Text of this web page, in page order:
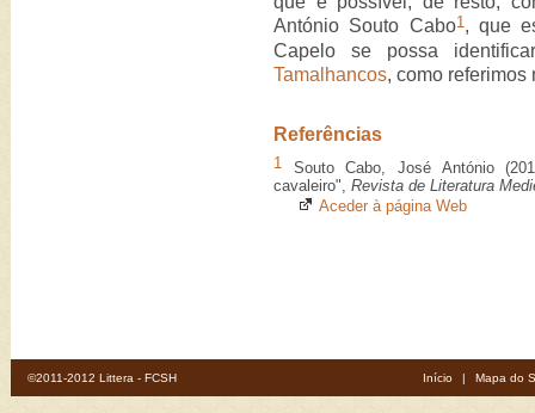
António Souto Cabo1, que
Capelo se possa
Tamalhancos, como referimos
Referências
1
Souto Cabo, José António
cavaleiro", Revista de Literatura
Aceder à página Web
©2011-2012 Littera - FCSH Início | Mapa do